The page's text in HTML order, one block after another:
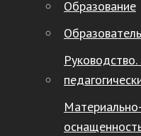
Образование